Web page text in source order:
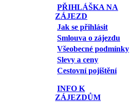
PŘIHLÁŠKA NA
ZÁJEZD
Jak se přihlásit
Smlouva o zájezdu
Všeobecné podmínky
Slevy a ceny
Cestovní pojištění
INFO K
ZÁJEZDŮM